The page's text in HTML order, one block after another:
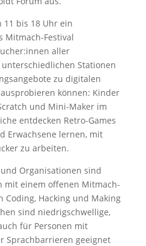
11 bis 18 Uhr ein
Mitmach-Festival
aller
Stationen
zu digitalen
können: Kinder
und Mini-Maker im
entdecken Retro-Games
Erwachsene lernen, mit
zu arbeiten.
Organisationen sind
mit einem offenen Mitmach-
Coding, Hacking und Making
sind niedrigschwellige,
für Personen mit
Sprachbarrieren geeignet